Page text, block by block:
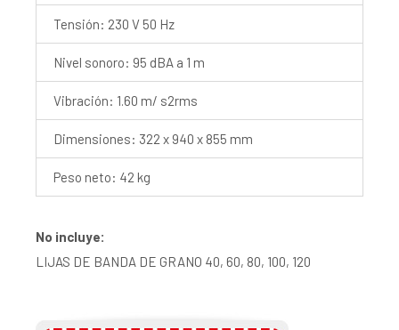
Tensión: 230 V 50 Hz
Nivel sonoro: 95 dBA a 1 m
Vibración: 1.60 m/ s2rms
Dimensiones: 322 x 940 x 855 mm
Peso neto: 42 kg
No incluye:
LIJAS DE BANDA DE GRANO 40, 60, 80, 100, 120